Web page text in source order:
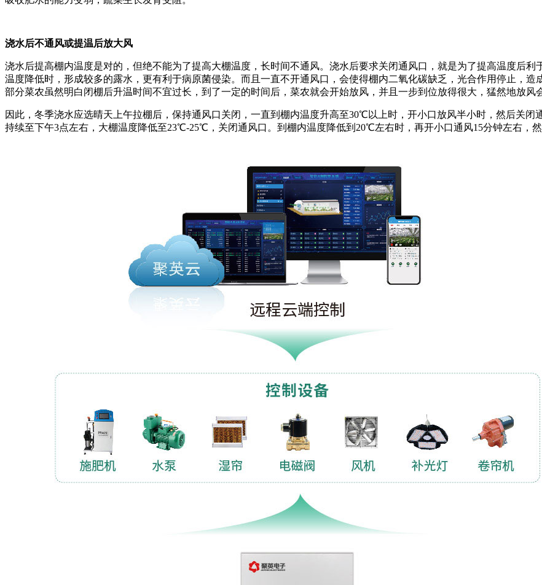
浇水后不通风或提温后放大风
浇水后提高棚内温度是对的，但绝不能为了提高大棚温度，长时间不通风。浇水后要求关闭通风口，就是为了提高温度后
温度降低时，形成较多的露水，更有利于病原菌侵染。而且一直不开通风口，会使得棚内二氧化碳缺乏，光合作用停止，
部分菜农虽然明白闭棚后升温时间不宜过长，到了一定的时间后，菜农就会开始放风，并且一步到位放得很大，猛然地放风
因此，冬季浇水应选晴天上午拉棚后，保持通风口关闭，一直到棚内温度升高至30℃以上时，开小口放风半小时，然后关
持续至下午3点左右，大棚温度降低至23℃-25℃，关闭通风口。到棚内温度降低到20℃左右时，再开小口通风15分钟左右，然